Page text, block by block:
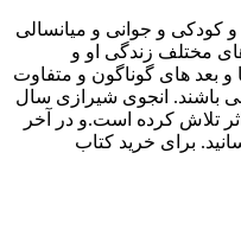
و کودکی و جوانی و میانسالی
مختلف زندگی او و
و بعد های گوناگون و متفاوت
باشند. انجوی شیرازی سال
تلاش کرده است.و در آخر
برای خرید کتاب